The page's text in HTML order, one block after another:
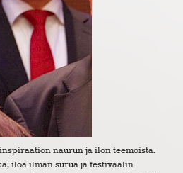
naurun ja ilon teemoista.
iloa ilman surua ja festivaalin